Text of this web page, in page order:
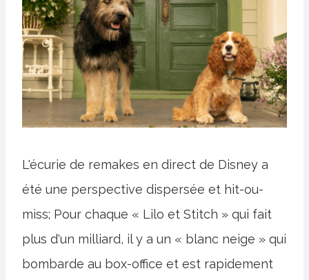
L'écurie de remakes en direct de Disney a
été une perspective dispersée et hit-ou-
miss; Pour chaque « Lilo et Stitch » qui fait
plus d'un milliard, il y a un « blanc neige » qui
bombarde au box-office et est rapidement